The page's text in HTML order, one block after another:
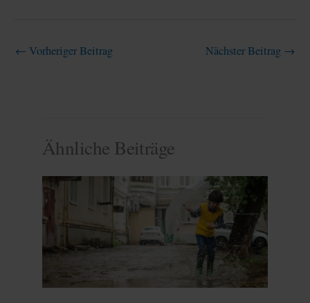
← Vorheriger Beitrag Nächster Beitrag →
Ähnliche Beiträge